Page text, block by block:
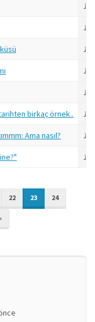
17
17
17
17
17
birkaç örnek.. 17
Ama nasıl? 17
17
22 23 24